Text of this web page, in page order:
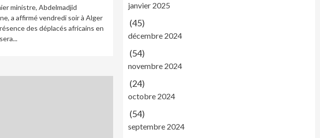
ministre, Abdelmadjid
a affirmé vendredi soir à Alger
des déplacés africains en
janvier 2025
(45)
décembre 2024
(54)
novembre 2024
(24)
octobre 2024
(54)
septembre 2024